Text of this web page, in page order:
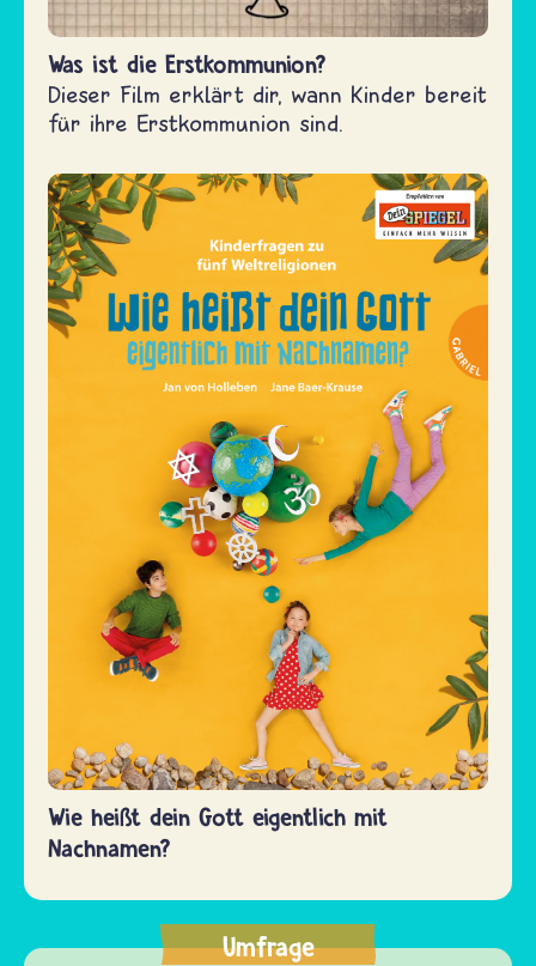
Was ist die Erstkommunion?
Dieser Film erklärt dir, wann Kinder bereit
für ihre Erstkommunion sind.
Wie heißt dein Gott eigentlich mit
Nachnamen?
Umfrage